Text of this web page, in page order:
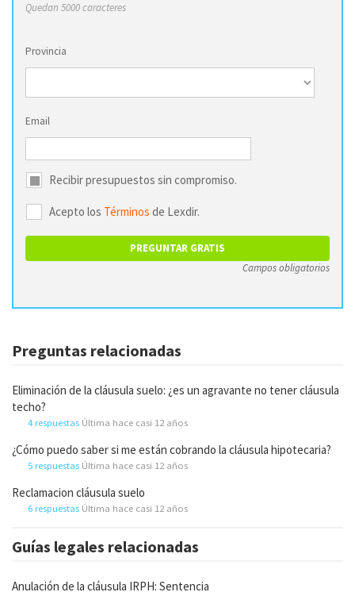
Quedan 5000 caracteres
Provincia
Email
Recibir presupuestos sin compromiso.
Acepto los Términos de Lexdir.
Campos obligatorios
Preguntas relacionadas
Eliminación de la cláusula suelo: ¿es un agravante no tener cláusula
techo?
4 respuestas Última hace casi 12 años
¿Cómo puedo saber si me están cobrando la cláusula hipotecaria?
5 respuestas Última hace casi 12 años
Reclamacion cláusula suelo
6 respuestas Última hace casi 12 años
Guías legales relacionadas
Anulación de la cláusula IRPH: Sentencia